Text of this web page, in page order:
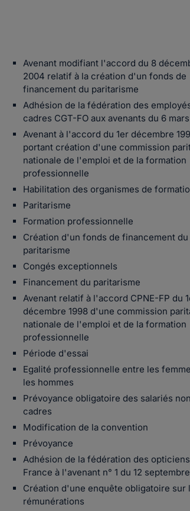
Avenant modifiant l'accord du 8
2004 relatif à la création d'un fonds de
financement du paritarisme
Adhésion de la fédération des
cadres CGT-FO aux avenants du 6
Avenant à l'accord du 1er décembre
portant création d'une commission
nationale de l'emploi et de la formation
professionnelle
Habilitation des organismes de
Paritarisme
Formation professionnelle
Création d'un fonds de financement du
paritarisme
Congés exceptionnels
Financement du paritarisme
Avenant relatif à l'accord CPNE-FP du
décembre 1998 d'une commission
nationale de l'emploi et de la formation
professionnelle
Période d'essai
Egalité professionnelle entre les
les hommes
Prévoyance obligatoire des salariés non
cadres
Modification de la convention
Prévoyance
Adhésion de la fédération des
France à l'avenant n° 1 du 12
Création d'une enquête obligatoire sur
rémunérations